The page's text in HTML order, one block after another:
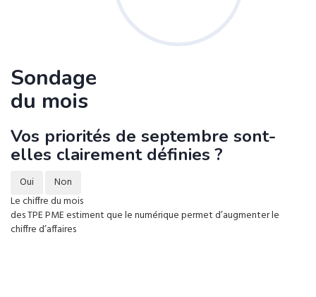
Sondage
du mois
Vos priorités de septembre sont-
elles clairement définies ?
Oui
Non
Le chiffre du mois
des TPE PME estiment que le numérique permet d’augmenter le
chiffre d’affaires